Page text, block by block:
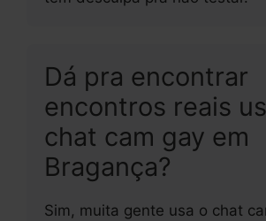
Dá pra encontrar
encontros reais
chat cam gay em
Bragança?
Sim, muita gente usa o chat